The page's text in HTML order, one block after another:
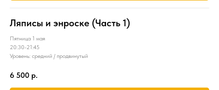
Ляписы и энроске (Часть 1)
Пятница 1 мая
20:30-21:45
Уровень: средний / продвинутый
6 500 р.